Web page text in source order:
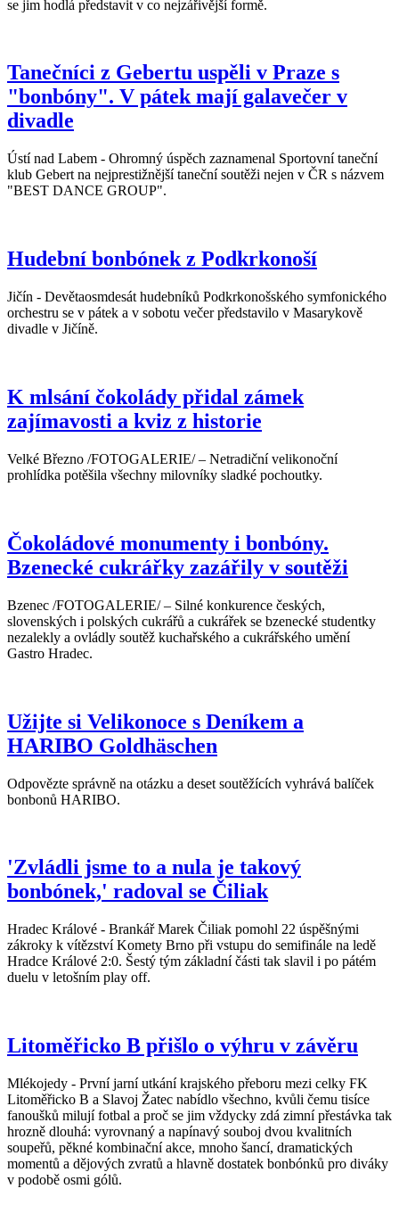
se jim hodlá představit v co nejzářivější formě.
Tanečníci z Gebertu uspěli v Praze s
"bonbóny". V pátek mají galavečer v
divadle
Ústí nad Labem - Ohromný úspěch zaznamenal Sportovní taneční
klub Gebert na nejprestižnější taneční soutěži nejen v ČR s názvem
"BEST DANCE GROUP".
Hudební bonbónek z Podkrkonoší
Jičín - Devětaosmdesát hudebníků Podkrkonošského symfonického
orchestru se v pátek a v sobotu večer představilo v Masarykově
divadle v Jičíně.
K mlsání čokolády přidal zámek
zajímavosti a kviz z historie
Velké Březno /FOTOGALERIE/ – Netradiční velikonoční
prohlídka potěšila všechny milovníky sladké pochoutky.
Čokoládové monumenty i bonbóny.
Bzenecké cukrářky zazářily v soutěži
Bzenec /FOTOGALERIE/ – Silné konkurence českých,
slovenských i polských cukrářů a cukrářek se bzenecké studentky
nezalekly a ovládly soutěž kuchařského a cukrářského umění
Gastro Hradec.
Užijte si Velikonoce s Deníkem a
HARIBO Goldhäschen
Odpovězte správně na otázku a deset soutěžících vyhrává balíček
bonbonů HARIBO.
'Zvládli jsme to a nula je takový
bonbónek,' radoval se Čiliak
Hradec Králové - Brankář Marek Čiliak pomohl 22 úspěšnými
zákroky k vítězství Komety Brno při vstupu do semifinále na ledě
Hradce Králové 2:0. Šestý tým základní části tak slavil i po pátém
duelu v letošním play off.
Litoměřicko B přišlo o výhru v závěru
Mlékojedy - První jarní utkání krajského přeboru mezi celky FK
Litoměřicko B a Slavoj Žatec nabídlo všechno, kvůli čemu tisíce
fanoušků milují fotbal a proč se jim vždycky zdá zimní přestávka tak
hrozně dlouhá: vyrovnaný a napínavý souboj dvou kvalitních
soupeřů, pěkné kombinační akce, mnoho šancí, dramatických
momentů a dějových zvratů a hlavně dostatek bonbónků pro diváky
v podobě osmi gólů.